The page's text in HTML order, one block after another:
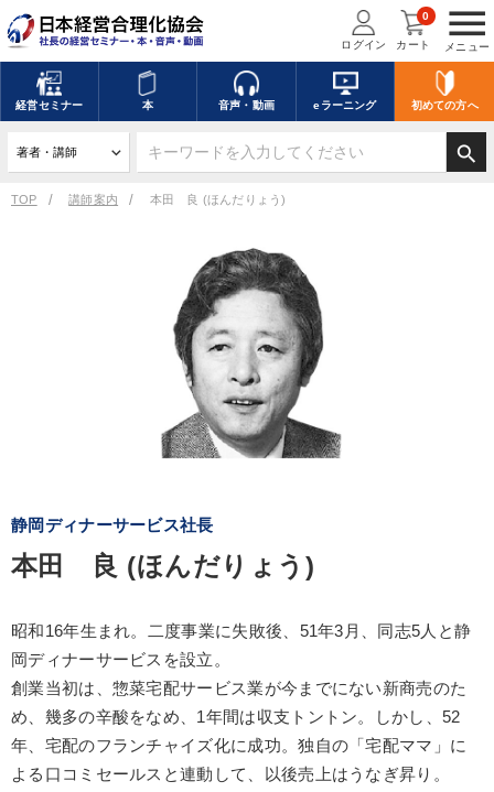
menu
メニュー
ログイン カート
0
経営セミナー 本 音声・動画 eラーニング 初めての方へ
search
TOP 講師案内 本田 良 (ほんだりょう)
静岡ディナーサービス社長
本田 良 (ほんだりょう)
昭和16年生まれ。二度事業に失敗後、51年3月、同志5人と静
岡ディナーサービスを設立。
創業当初は、惣菜宅配サービス業が今までにない新商売のた
め、幾多の辛酸をなめ、1年間は収支トントン。しかし、52
年、宅配のフランチャイズ化に成功。独自の「宅配ママ」に
よる口コミセールスと連動して、以後売上はうなぎ昇り。